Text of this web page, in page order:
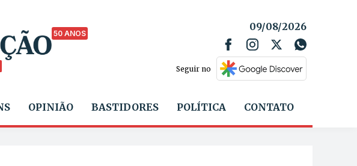
50 ANOS
09/08/2026
Seguir no
OPINIÃO BASTIDORES POLÍTICA CONTATO